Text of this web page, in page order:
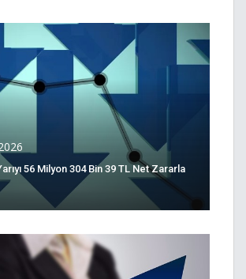
56 Milyon 304 Bin 39 TL Net Zararla